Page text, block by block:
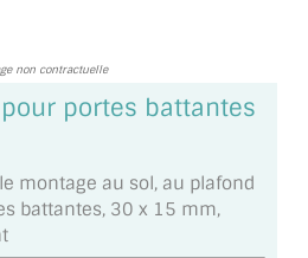
COULEUR
MOZAÏQUE
non contractuelle
portes battantes
montage au sol, au plafond
battantes, 30 x 15 mm,